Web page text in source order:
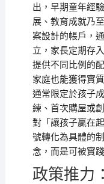
出，早期童年經
展、教育成就乃
案設計的帳戶，
立，家長定期存
提供不同比例的
家庭也能獲得實
通常限定於孩子
練、首次購屋或
對「讓孩子贏在
號轉化為具體的
念，而是可被實
政策推力